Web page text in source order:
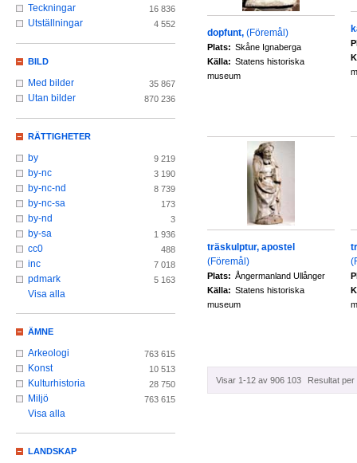
dopfunt, (Föremål)
Plats: Skåne Ignaberga
Källa: Statens historiska
museum
träskulptur, apostel
(Föremål)
Plats: Ångermanland Ullånger
Källa: Statens historiska
museum
Visar 1-12 av 906 103 Resultat per
Teckningar 16 836
Utställningar 4 552
BILD
Med bilder 35 867
Utan bilder 870 236
RÄTTIGHETER
by 9 219
by-nc 3 190
by-nc-nd 8 739
by-nc-sa 173
by-nd 3
by-sa 1 936
cc0 488
inc 7 018
pdmark 5 163
Visa alla
ÄMNE
Arkeologi 763 615
Konst 10 513
Kulturhistoria 28 750
Miljö 763 615
Visa alla
LANDSKAP